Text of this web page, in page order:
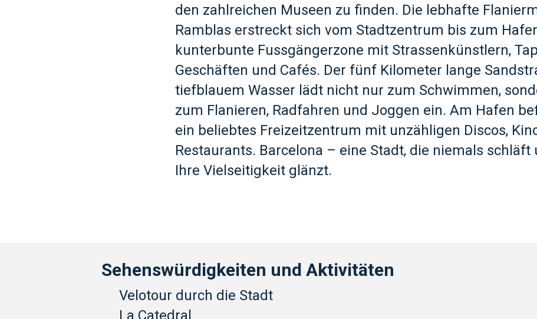
den zahlreichen Museen zu finden. Die lebhafte
Ramblas erstreckt sich vom Stadtzentrum bis zum
kunterbunte Fussgängerzone mit Strassenkünstlern,
Geschäften und Cafés. Der fünf Kilometer lange
tiefblauem Wasser lädt nicht nur zum Schwimmen,
zum Flanieren, Radfahren und Joggen ein. Am Hafen
ein beliebtes Freizeitzentrum mit unzähligen Discos,
Restaurants. Barcelona – eine Stadt, die niemals schläft
Ihre Vielseitigkeit glänzt.
Sehenswürdigkeiten und Aktivitäten
Velotour durch die Stadt
La Catedral